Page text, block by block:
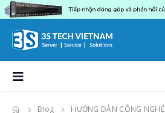
Blog HƯỚNG DẪN CÔNG NGHỆ